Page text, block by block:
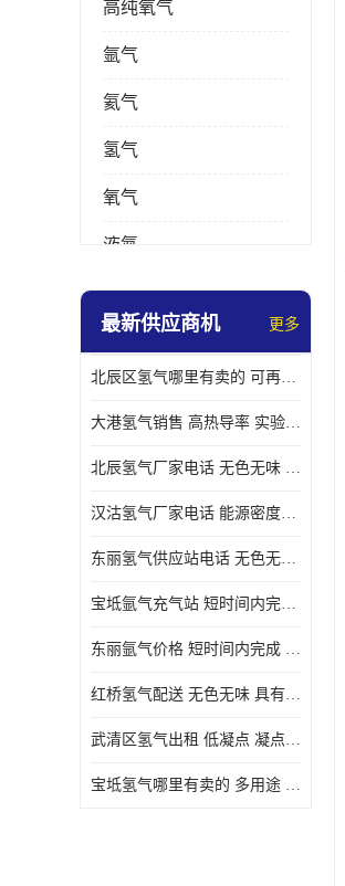
高纯氧气
氩气
氦气
氢气
氧气
液氮
乙炔
最新供应商机 更多
北辰区氢气哪里有卖的 可再生 实验室应用
大港氢气销售 高热导率 实验室应用
北辰氢气厂家电话 无色无味 凝点为-259
汉沽氢气厂家电话 能源密度高 储存和传输便利
东丽氢气供应站电话 无色无味 储存和传输便利
宝坻氩气充气站 短时间内完成 人员经过培训
东丽氩气价格 短时间内完成 物流管理优良
红桥氢气配送 无色无味 具有较低的密度
武清区氢气出租 低凝点 凝点为-259
宝坻氢气哪里有卖的 多用途 可以在空气中上升